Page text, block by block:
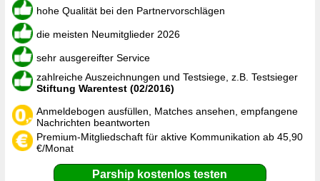
hohe Qualität bei den Partnervorschlägen
die meisten Neumitglieder 2026
sehr ausgereifter Service
zahlreiche Auszeichnungen und Testsiege, z.B. Testsieger
Stiftung Warentest (02/2016)
Anmeldebogen ausfüllen, Matches ansehen, empfangene
Nachrichten beantworten
Premium-Mitgliedschaft für aktive Kommunikation ab 45,90
€/Monat
Parship kostenlos testen